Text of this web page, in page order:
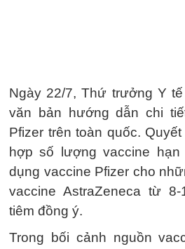
Ngày 22/7, Thứ trưởng Y
văn bản hướng dẫn chi
Pfizer trên toàn quốc.
hợp số lượng vaccine
dụng vaccine Pfizer cho
vaccine AstraZeneca từ
tiêm đồng ý.
Trong bối cảnh nguồn